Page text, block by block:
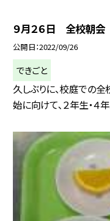
９月２６日 全校朝会
公開日 2022/09/26
できごと
久しぶりに、校庭での全
始に向けて、２年生・４